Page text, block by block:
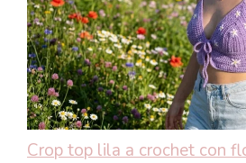
Crop top lila a crochet con